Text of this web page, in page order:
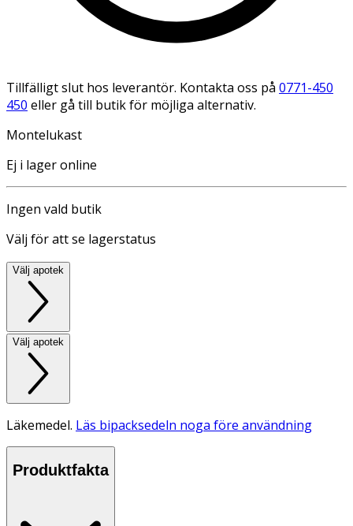
Tillfälligt slut hos leverantör. Kontakta oss på 0771-450
450 eller gå till butik för möjliga alternativ.
Montelukast
Ej i lager online
Ingen vald butik
Välj för att se lagerstatus
Välj apotek
Välj apotek
Läkemedel. Läs bipacksedeln noga före användning
Produktfakta